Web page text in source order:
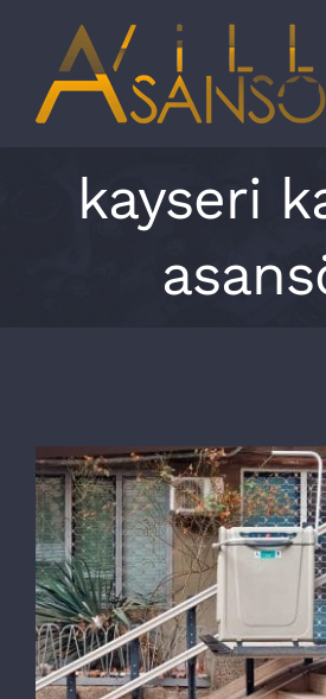
content
kayseri
Türkiye’nin tek
üreticisiyiz